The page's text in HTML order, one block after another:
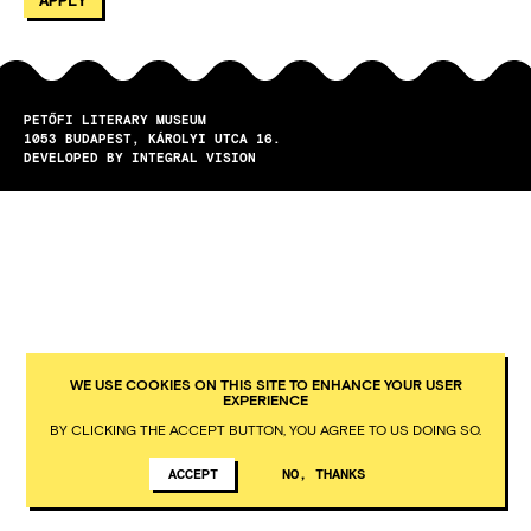
PETŐFI LITERARY MUSEUM
1053
BUDAPEST
KÁROLYI UTCA 16.
DEVELOPED BY INTEGRAL VISION
WE USE COOKIES ON THIS SITE TO ENHANCE YOUR USER
EXPERIENCE
BY CLICKING THE ACCEPT BUTTON, YOU AGREE TO US DOING SO.
ACCEPT NO, THANKS